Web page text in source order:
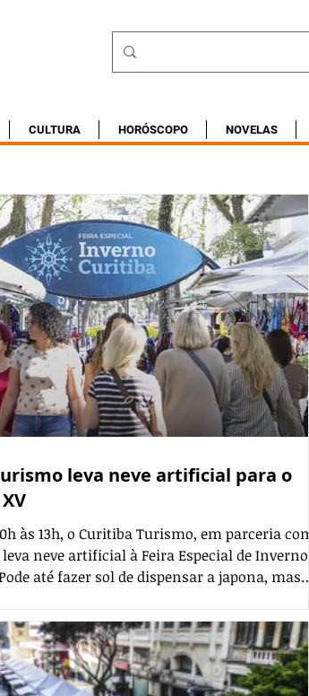
CULTURA HORÓSCOPO NOVELAS
leva neve artificial para o
às 13h, o Curitiba Turismo, em parceria com
neve artificial à Feira Especial de Inverno
até fazer sol de dispensar a japona, mas
13h, o Curitiba Turismo, em parceria com o
neve artificial à Feira Especial de Inverno do
Luiz Xavier, no prolongamento do calçadão
para proporcionar u